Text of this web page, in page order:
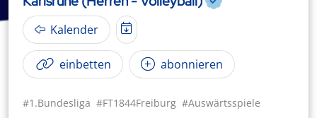
Kalender
einbetten abonnieren
#1.Bundesliga #FT1844Freiburg #Auswärtsspiele